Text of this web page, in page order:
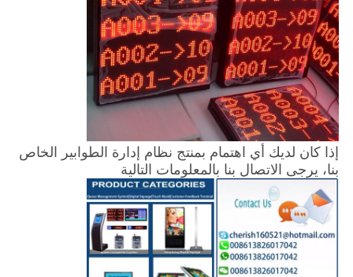
إذا كان لديك أي اهتمام بمنتج نظام إدارة الطوابير الخاص
بنا، يرجى الاتصال بنا بالمعلومات التالية